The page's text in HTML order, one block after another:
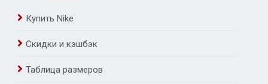
Купить Nike
Скидки и кэшбэк
Таблица размеров